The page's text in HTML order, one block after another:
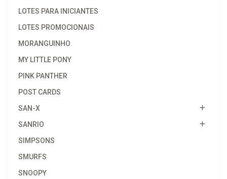
LOTES PARA INICIANTES
LOTES PROMOCIONAIS
MORANGUINHO
MY LITTLE PONY
PINK PANTHER
POST CARDS
SAN-X
SANRIO
SIMPSONS
SMURFS
SNOOPY